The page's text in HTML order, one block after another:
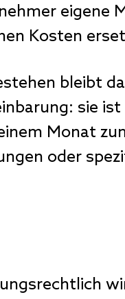
eigene
Kosten
bleibt
sie
Monat
oder